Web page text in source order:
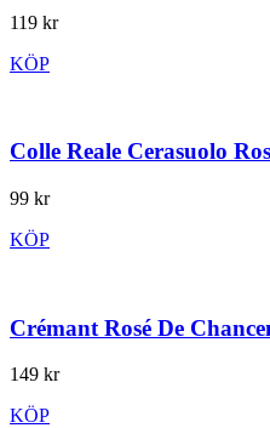
119 kr
KÖP
Colle Reale Cerasuolo
99 kr
KÖP
Crémant Rosé De
149 kr
KÖP